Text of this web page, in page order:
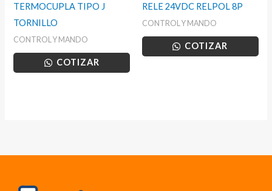
TERMOCUPLA TIPO J
TORNILLO
CONTROL Y MANDO
COTIZAR
RELE 24VDC RELPOL 8P
CONTROL Y MANDO
COTIZAR